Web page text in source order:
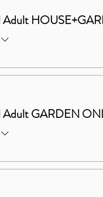
Adult
Adult GARDEN